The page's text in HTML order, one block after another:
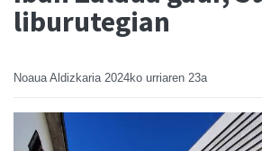
liburutegian
Noaua Aldizkaria 2024ko urriaren 23a